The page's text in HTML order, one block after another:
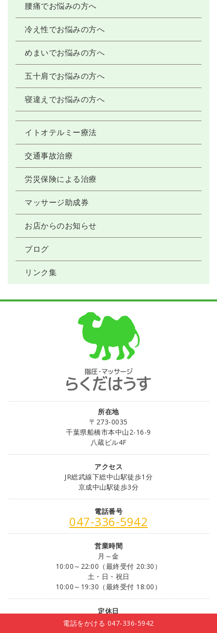
腰痛でお悩みの方へ
冷え性でお悩みの方へ
めまいでお悩みの方へ
五十肩でお悩みの方へ
寝違えでお悩みの方へ
イトオテルミー療法
交通事故治療
労災保険による治療
マッサージ助成券
お店からのお知らせ
ブログ
リンク集
所在地
〒273-0035
千葉県船橋市本中山2-16-9
八蔵ビル4F
アクセス
JR総武線下総中山駅徒歩1分
京成中山駅徒歩3分
電話番号
047-336-5942
営業時間
月～金
10:00～22:00（最終受付 20:30）
土・日・祝日
10:00～19:30（最終受付 18:00）
定休日
火曜日
電話をかける 047-336-5942